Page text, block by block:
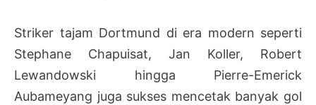
Striker tajam Dortmund di era modern seperti
Stephane Chapuisat, Jan Koller, Robert
Lewandowski hingga Pierre-Emerick
Aubameyang juga sukses mencetak banyak gol